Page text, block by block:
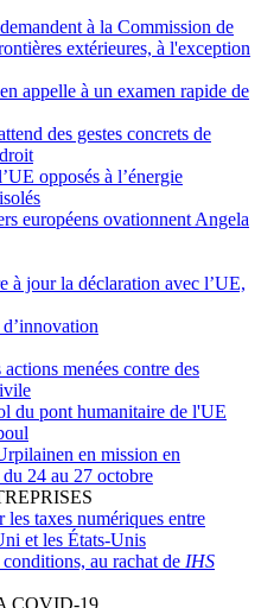
à la Commission de
extérieures, à l'exception
appelle à un examen rapide de
des gestes concrets de
opposés à l’énergie
européens ovationnent Angela
à jour la déclaration avec l’UE,
menées contre des
du pont humanitaire de l'UE
en mission en
24 au 27 octobre
les taxes numériques entre
et les États-Unis
au rachat de IHS
COVID-19